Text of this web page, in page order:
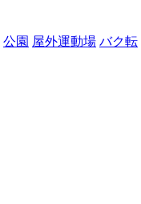
公園 屋外運動場 バク転